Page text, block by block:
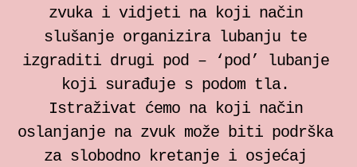
zvuka i vidjeti na koji način
slušanje organizira lubanju te
izgraditi drugi pod – ‘pod’ lubanje
koji surađuje s podom tla.
Istraživat ćemo na koji način
oslanjanje na zvuk može biti podrška
za slobodno kretanje i osjećaj